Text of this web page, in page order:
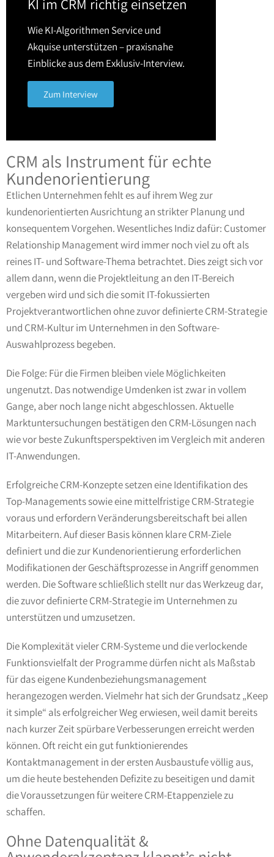
KI im CRM richtig einsetzen
Wie KI-Algorithmen Service und
Akquise unterstützen – praxisnahe
Einblicke aus dem Exklusiv-Interview.
Zum Interview
CRM als Instrument für echte
Kundenorientierung
Etlichen Unternehmen fehlt es auf ihrem Weg zur
kundenorientierten Ausrichtung an strikter Planung und
konsequentem Vorgehen. Wesentliches Indiz dafür: Customer
Relationship Management wird immer noch viel zu oft als
reines IT- und Software-Thema betrachtet. Dies zeigt sich vor
allem dann, wenn die Projektleitung an den IT-Bereich
vergeben wird und sich die somit IT-fokussierten
Projektverantwortlichen ohne zuvor definierte CRM-Strategie
und CRM-Kultur im Unternehmen in den Software-
Auswahlprozess begeben.
Die Folge: Für die Firmen bleiben viele Möglichkeiten
ungenutzt. Das notwendige Umdenken ist zwar in vollem
Gange, aber noch lange nicht abgeschlossen. Aktuelle
Marktuntersuchungen bestätigen den CRM-Lösungen nach
wie vor beste Zukunftsperspektiven im Vergleich mit anderen
IT-Anwendungen.
Erfolgreiche CRM-Konzepte setzen eine Identifikation des
Top-Managements sowie eine mittelfristige CRM-Strategie
voraus und erfordern Veränderungsbereitschaft bei allen
Mitarbeitern. Auf dieser Basis können klare CRM-Ziele
definiert und die zur Kundenorientierung erforderlichen
Modifikationen der Geschäftsprozesse in Angriff genommen
werden. Die Software schließlich stellt nur das Werkzeug dar,
die zuvor definierte CRM-Strategie im Unternehmen zu
unterstützen und umzusetzen.
Die Komplexität vieler CRM-Systeme und die verlockende
Funktionsvielfalt der Programme dürfen nicht als Maßstab
für das eigene Kundenbeziehungsmanagement
herangezogen werden. Vielmehr hat sich der Grundsatz „Keep
it simple“ als erfolgreicher Weg erwiesen, weil damit bereits
nach kurzer Zeit spürbare Verbesserungen erreicht werden
können. Oft reicht ein gut funktionierendes
Kontaktmanagement in der ersten Ausbaustufe völlig aus,
um die heute bestehenden Defizite zu beseitigen und damit
die Voraussetzungen für weitere CRM-Etappenziele zu
schaffen.
Ohne Datenqualität &